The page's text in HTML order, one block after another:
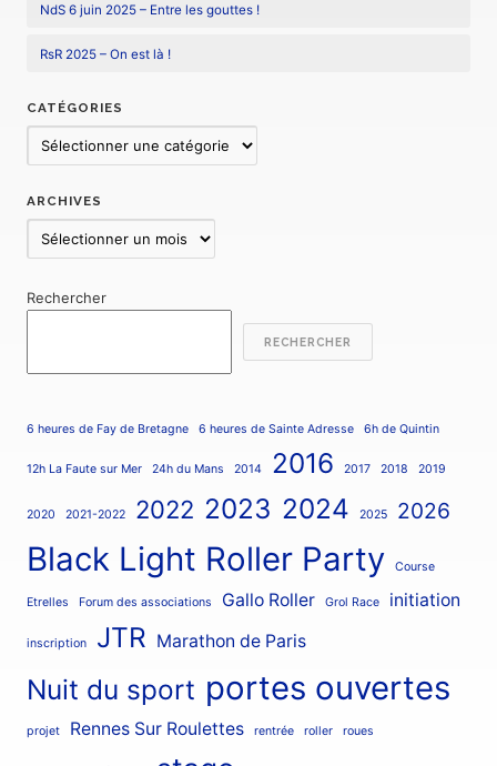
NdS 6 juin 2025 – Entre les gouttes !
RsR 2025 – On est là !
CATÉGORIES
Catégories
ARCHIVES
Archives
Rechercher
RECHERCHER
6 heures de Fay de Bretagne 6 heures de Sainte Adresse 6h de Quintin
12h La Faute sur Mer 24h du Mans 2014 2016 2017 2018 2019
2020 2021-2022 2022 2023 2024 2025 2026
Black Light Roller Party Course
Etrelles Forum des associations Gallo Roller Grol Race initiation
inscription JTR Marathon de Paris
Nuit du sport portes ouvertes
projet Rennes Sur Roulettes rentrée roller roues